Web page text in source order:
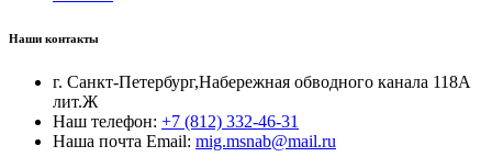
Наши контакты
г. Санкт-Петербург,Набережная обводного канала 118А
лит.Ж
Наш телефон: +7 (812) 332-46-31
Наша почта Email: mig.msnab@mail.ru